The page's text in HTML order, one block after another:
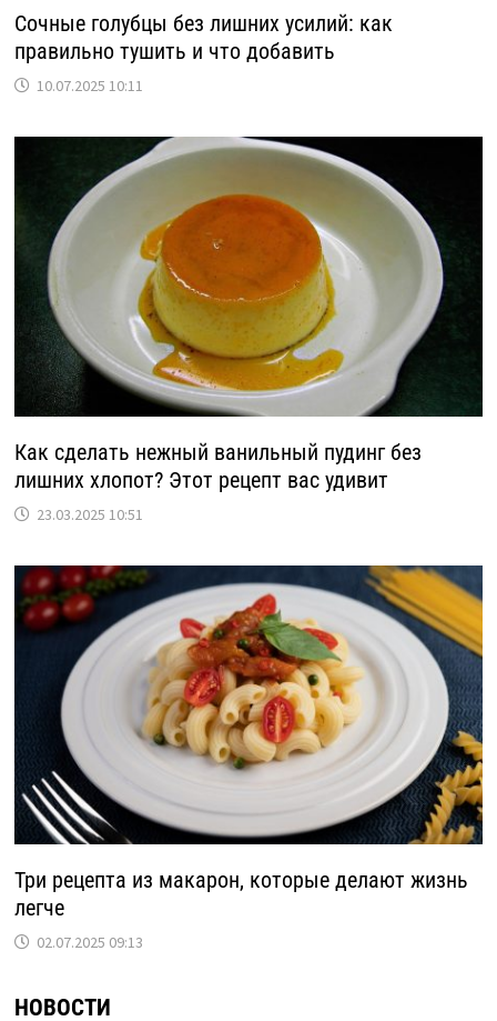
Сочные голубцы без лишних усилий: как
правильно тушить и что добавить
10.07.2025 10:11
Как сделать нежный ванильный пудинг без
лишних хлопот? Этот рецепт вас удивит
23.03.2025 10:51
Три рецепта из макарон, которые делают жизнь
легче
02.07.2025 09:13
НОВОСТИ